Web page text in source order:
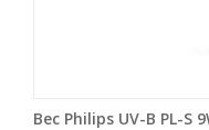
Bec Philips UV-B PL-S